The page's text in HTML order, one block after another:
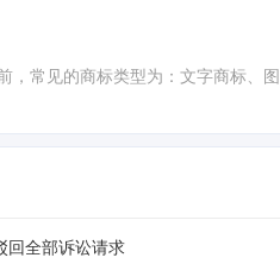
，常见的商标类型为：文字商标、图
回全部诉讼请求